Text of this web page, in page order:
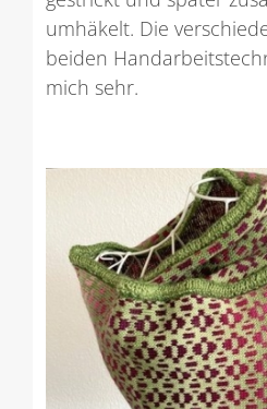
umhäkelt. Die
beiden
mich sehr.